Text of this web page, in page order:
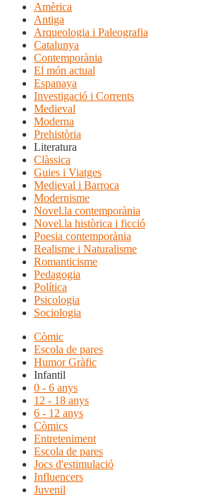
Amèrica
Antiga
Arqueologia i Paleografia
Catalunya
Contemporània
El món actual
Espanaya
Investigació i Corrents
Medieval
Moderna
Prehistòria
Literatura
Clàssica
Guies i Viatges
Medieval i Barroca
Modernisme
Novel.la contemporània
Novel.la històrica i ficció
Poesia contemporània
Realisme i Naturalisme
Romanticisme
Pedagogia
Política
Psicologia
Sociologia
Còmic
Escola de pares
Humor Gràfic
Infantil
0 - 6 anys
12 - 18 anys
6 - 12 anys
Còmics
Entreteniment
Escola de pares
Jocs d'estimulació
Influencers
Juvenil